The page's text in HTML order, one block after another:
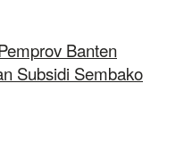
Banten
Subsidi Sembako